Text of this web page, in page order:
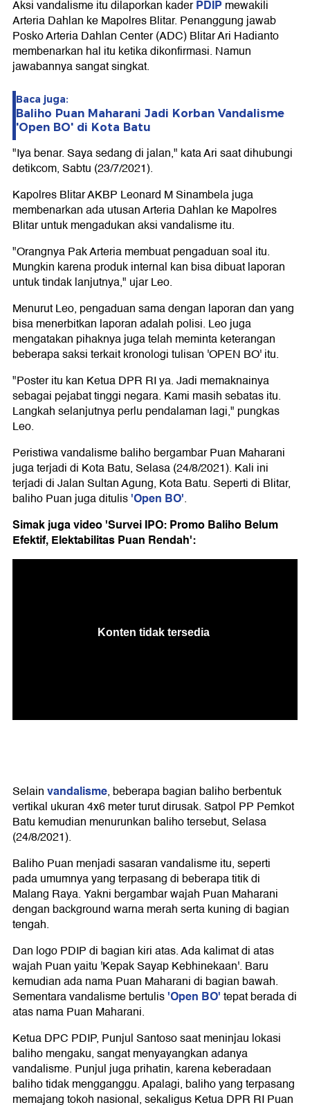
Aksi vandalisme itu dilaporkan kaderPDIP mewakili
Arteria Dahlan ke Mapolres Blitar. Penanggung jawab
Posko Arteria Dahlan Center (ADC) Blitar Ari Hadianto
membenarkan hal itu ketika dikonfirmasi. Namun
jawabannya sangat singkat.
Baca juga:
Baliho Puan Maharani Jadi Korban Vandalisme
'Open BO' di Kota Batu
"Iya benar. Saya sedang di jalan," kata Ari saat dihubungi
detikcom, Sabtu (23/7/2021).
Kapolres Blitar AKBP Leonard M Sinambela juga
membenarkan ada utusan Arteria Dahlan ke Mapolres
Blitar untuk mengadukan aksi vandalisme itu.
"Orangnya Pak Arteria membuat pengaduan soal itu.
Mungkin karena produk internal kan bisa dibuat laporan
untuk tindak lanjutnya," ujar Leo.
Menurut Leo, pengaduan sama dengan laporan dan yang
bisa menerbitkan laporan adalah polisi. Leo juga
mengatakan pihaknya juga telah meminta keterangan
beberapa saksi terkait kronologi tulisan 'OPEN BO' itu.
"Poster itu kan Ketua DPR RI ya. Jadi memaknainya
sebagai pejabat tinggi negara. Kami masih sebatas itu.
Langkah selanjutnya perlu pendalaman lagi," pungkas
Leo.
Peristiwa vandalisme baliho bergambar Puan Maharani
juga terjadi di Kota Batu, Selasa (24/8/2021). Kali ini
terjadi di Jalan Sultan Agung, Kota Batu. Seperti di Blitar,
baliho Puan juga ditulis'Open BO'.
Simak juga video 'Survei IPO: Promo Baliho Belum
Efektif, Elektabilitas Puan Rendah':
Selainvandalisme, beberapa bagian baliho berbentuk
vertikal ukuran 4x6 meter turut dirusak. Satpol PP Pemkot
Batu kemudian menurunkan baliho tersebut, Selasa
(24/8/2021).
Baliho Puan menjadi sasaran vandalisme itu, seperti
pada umumnya yang terpasang di beberapa titik di
Malang Raya. Yakni bergambar wajah Puan Maharani
dengan background warna merah serta kuning di bagian
tengah.
Dan logo PDIP di bagian kiri atas. Ada kalimat di atas
wajah Puan yaitu 'Kepak Sayap Kebhinekaan'. Baru
kemudian ada nama Puan Maharani di bagian bawah.
Sementara vandalisme bertulis'Open BO'tepat berada di
atas nama Puan Maharani.
Ketua DPC PDIP, Punjul Santoso saat meninjau lokasi
baliho mengaku, sangat menyayangkan adanya
vandalisme. Punjul juga prihatin, karena keberadaan
baliho tidak mengganggu. Apalagi, baliho yang terpasang
memajang tokoh nasional, sekaligus Ketua DPR RI Puan